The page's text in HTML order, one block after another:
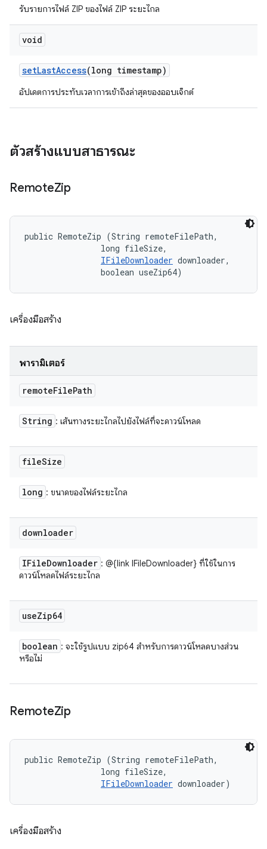
รับรายการไฟล์ ZIP ของไฟล์ ZIP ระยะไกล
void
setLastAccess(long timestamp)
อัปเดตการประทับเวลาการเข้าถึงล่าสุดของออบเจ็กต์
ตัวสร้างแบบสาธารณะ
RemoteZip
public RemoteZip (String remoteFilePath,
                long fileSize,
IFileDownloader downloader,
                boolean useZip64)
เครื่องมือสร้าง
พารามิเตอร์
remoteFilePath
String : เส้นทางระยะไกลไปยังไฟล์ที่จะดาวน์โหลด
fileSize
long : ขนาดของไฟล์ระยะไกล
downloader
IFileDownloader : @{link IFileDownloader} ที่ใช้ในการ
ดาวน์โหลดไฟล์ระยะไกล
useZip64
boolean : จะใช้รูปแบบ zip64 สำหรับการดาวน์โหลดบางส่วน
หรือไม่
RemoteZip
public RemoteZip (String remoteFilePath,
                long fileSize,
IFileDownloader downloader)
เครื่องมือสร้าง